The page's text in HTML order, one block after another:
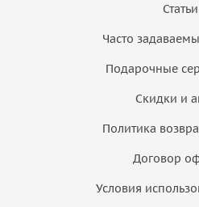
Статьи
Часто
Подарочные
Скидки и
Политика
Договор
Условия